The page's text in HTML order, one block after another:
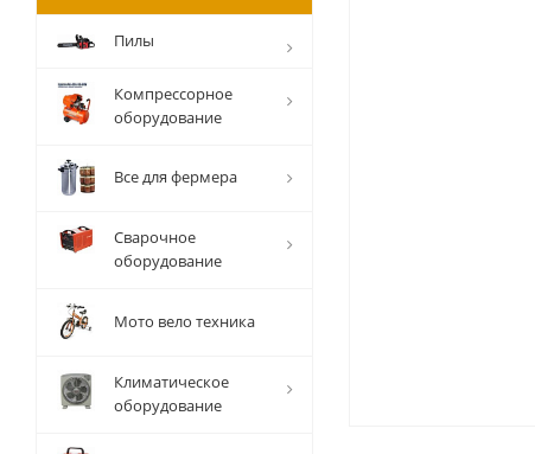
Пилы
Компрессорное
оборудование
Все для фермера
Сварочное
оборудование
Мото вело техника
Климатическое
оборудование